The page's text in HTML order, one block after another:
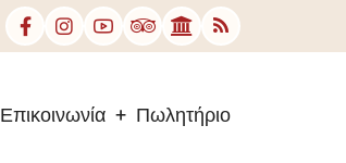
Επικοινωνία Πωλητήριο